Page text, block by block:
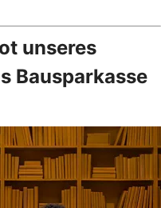
unseres
Bausparkasse